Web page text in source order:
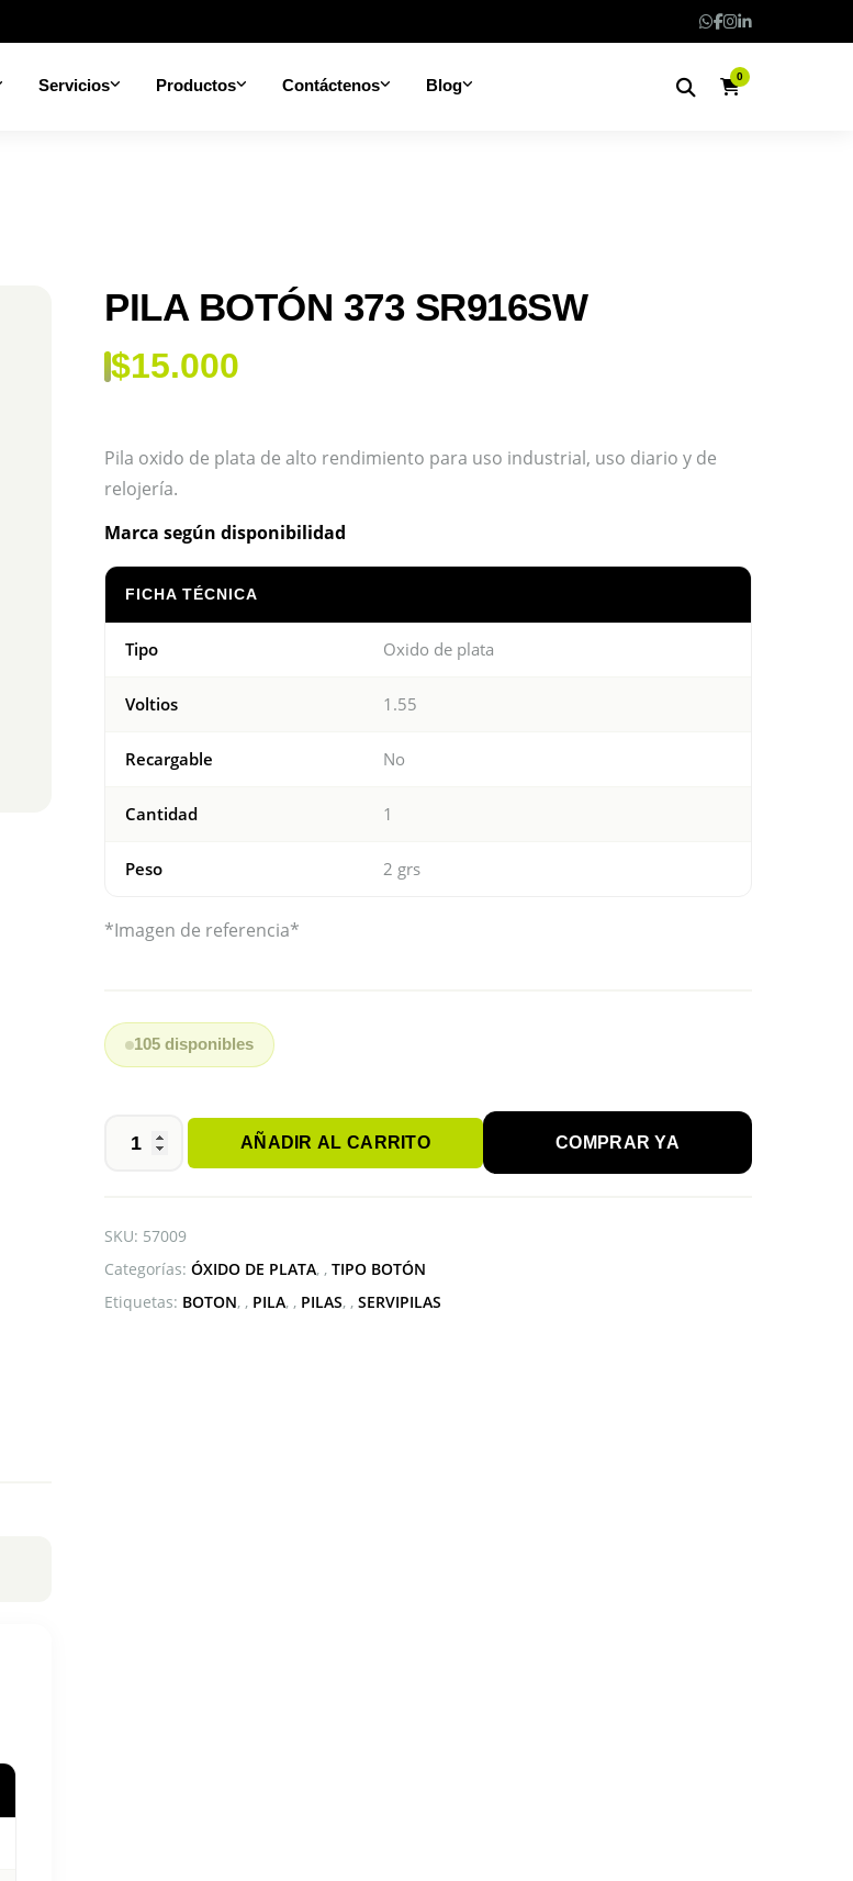
Servicios Productos Contáctenos Blog 0
PILA BOTÓN 373 SR916SW
$15.000
Pila oxido de plata de alto rendimiento para uso industrial, uso diario y de
relojería.
Marca según disponibilidad
FICHA TÉCNICA
Tipo Oxido de plata
Voltios 1.55
Recargable No
Cantidad 1
Peso 2 grs
*Imagen de referencia*
105 disponibles
PILA
cantidad
AÑADIR AL CARRITO COMPRAR YA
SKU: 57009
Categorías: ÓXIDO DE PLATA , TIPO BOTÓN
Etiquetas: BOTON , PILA , PILAS , SERVIPILAS